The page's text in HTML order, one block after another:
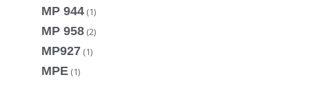
MP 944 (1)
MP 958 (2)
MP927 (1)
MPE (1)